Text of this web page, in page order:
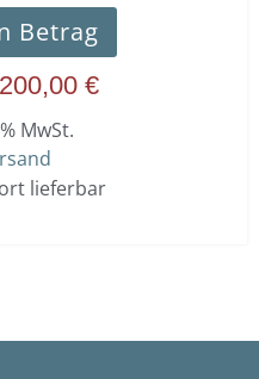
Betrag
200,00 €
MwSt.
lieferbar